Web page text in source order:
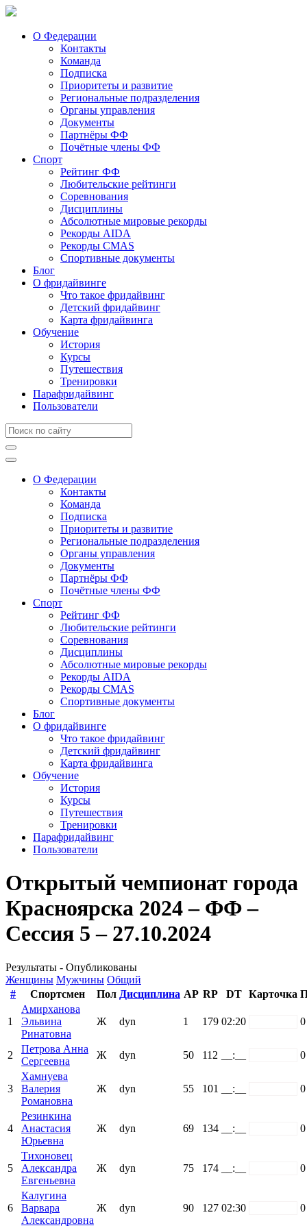
О Федерации
Контакты
Команда
Подписка
Приоритеты и развитие
Региональные подразделения
Органы управления
Документы
Партнёры ФФ
Почётные члены ФФ
Спорт
Рейтинг ФФ
Любительские рейтинги
Соревнования
Дисциплины
Абсолютные мировые рекорды
Рекорды AIDA
Рекорды CMAS
Спортивные документы
Блог
О фридайвинге
Что такое фридайвинг
Детский фридайвинг
Карта фридайвинга
Обучение
История
Курсы
Путешествия
Тренировки
Парафридайвинг
Пользователи
О Федерации
Контакты
Команда
Подписка
Приоритеты и развитие
Региональные подразделения
Органы управления
Документы
Партнёры ФФ
Почётные члены ФФ
Спорт
Рейтинг ФФ
Любительские рейтинги
Соревнования
Дисциплины
Абсолютные мировые рекорды
Рекорды AIDA
Рекорды CMAS
Спортивные документы
Блог
О фридайвинге
Что такое фридайвинг
Детский фридайвинг
Карта фридайвинга
Обучение
История
Курсы
Путешествия
Тренировки
Парафридайвинг
Пользователи
Открытый чемпионат города
Красноярска 2024 – ФФ –
Сессия 5 – 27.10.2024
Результаты - Опубликованы
Женщины Мужчины Общий
#
Спортсмен Пол Дисциплина AP RP DT Карточка
1
Амирханова
Эльвина
Ринатовна
Ж dyn 1 179 02:20 0
2
Петрова Анна
Сергеевна
Ж dyn 50 112 __:__ 0
3
Хамнуева
Валерия
Романовна
Ж dyn 55 101 __:__ 0
4
Резинкина
Анастасия
Юрьевна
Ж dyn 69 134 __:__ 0
5
Тихоновец
Александра
Евгеньевна
Ж dyn 75 174 __:__ 0
6
Калугина
Варвара
Александровна
Ж dyn 90 127 02:30 0